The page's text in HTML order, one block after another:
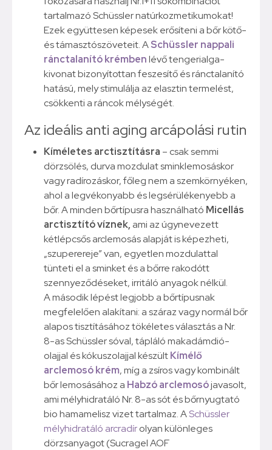
tartalmazó Schüssler natúrkozmetikumokat!
Ezek együttesen képesek erősíteni a bőr kötő-
és támasztószöveteit. ASchüssler nappali
ránctalanító krémbenlévő tengerialga-
kivonat bizonyítottan feszesítő és ránctalanító
hatású, mely stimulálja az elasztin termelést,
csökkenti a ráncok mélységét.
Az ideális anti aging arcápolási rutin
Kíméletes arctisztításra – csak semmi
dörzsölés, durva mozdulat sminklemosáskor
vagy radírozáskor, főleg nem a szemkörnyéken,
ahol a legvékonyabb és legsérülékenyebb a
bőr. A minden bőrtípusra használható Micellás
arctisztító víznek, ami az úgynevezett
kétlépcsős arclemosás alapját is képezheti,
„szuperereje” van, egyetlen mozdulattal
tünteti el a sminket és a bőrre rakodótt
szennyeződéseket, irritáló anyagok nélkül.
A második lépést legjobb a bőrtípusnak
megfelelően alakítani: a száraz vagy normál bőr
alapos tisztításához tökéletes választás a Nr.
8-as Schüssler sóval, tápláló makadámdió-
olajjal és kókuszolajjal készültKímélő
arclemosó krém, míg a zsíros vagy kombinált
bőr lemosásához a Habzó arclemosójavasolt,
ami mélyhidratáló Nr. 8-as sót és bőrnyugtató
bio hamamelisz vizet tartalmaz. ASchüssler
mélyhidratáló arcradírolyan különleges
dörzsanyagot (Sucragel AOF